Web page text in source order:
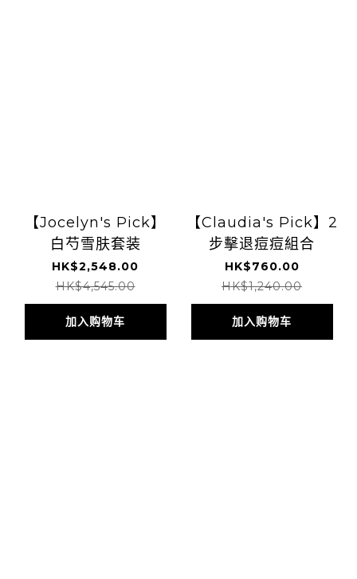
【Jocelyn's Pick】
白芍雪肤套装
HK$2,548.00
HK$4,545.00
加入购物车
【Claudia's Pick】2
步擊退痘痘組合
HK$760.00
HK$1,240.00
加入购物车